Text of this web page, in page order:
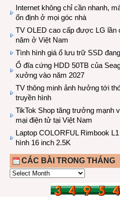
Internet không chỉ cần nhanh,
ổn định ở mọi góc nhà
TV OLED cao cấp được LG lần
năm ở Việt Nam
Tình hình giá ổ lưu trữ SSD
Ổ đĩa cứng HDD 50TB của
xưởng vào năm 2027
TV thông minh ảnh hưởng tới
truyền hình
TikTok Shop tăng trưởng mạnh
mại điện tử tại Việt Nam
Laptop COLORFUL Rimbook
hình 16 inch 2.5K
CÁC BÀI TRONG THÁNG
CÁC